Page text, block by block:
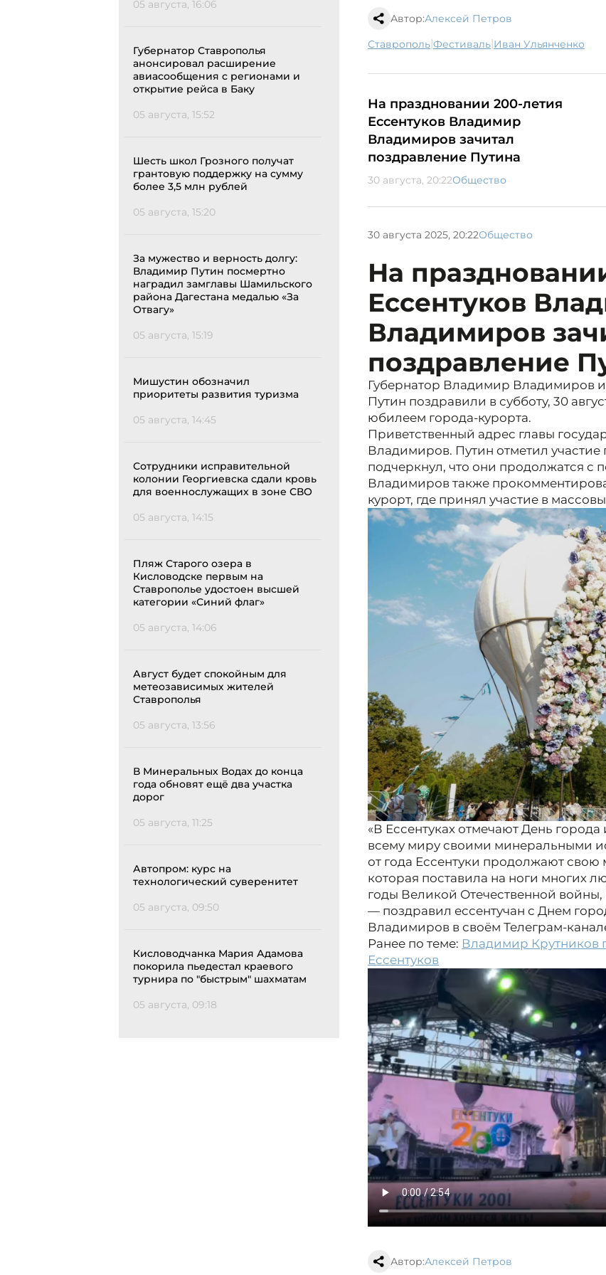
05 августа, 16:06
Губернатор Ставрополья
анонсировал расширение
авиасообщения с регионами и
открытие рейса в Баку
05 августа, 15:52
Шесть школ Грозного получат
грантовую поддержку на сумму
более 3,5 млн рублей
05 августа, 15:20
За мужество и верность долгу:
Владимир Путин посмертно
наградил замглавы Шамильского
района Дагестана медалью «За
Отвагу»
05 августа, 15:19
Мишустин обозначил
приоритеты развития туризма
05 августа, 14:45
Сотрудники исправительной
колонии Георгиевска сдали кровь
для военнослужащих в зоне СВО
05 августа, 14:15
Пляж Старого озера в
Кисловодске первым на
Ставрополье удостоен высшей
категории «Синий флаг»
05 августа, 14:06
Август будет спокойным для
метеозависимых жителей
Ставрополья
05 августа, 13:56
В Минеральных Водах до конца
года обновят ещё два участка
дорог
05 августа, 11:25
Автопром: курс на
технологический суверенитет
05 августа, 09:50
Кисловодчанка Мария Адамова
покорила пьедестал краевого
турнира по "быстрым" шахматам
05 августа, 09:18
Автор:Алексей Петров
Ставрополь| фестиваль| Иван Ульянченко
На праздновании 200-летия
Ессентуков Владимир
Владимиров зачитал
поздравление Путина
30 августа, 20:22Общество
30 августа 2025, 20:22Общество
На
Ессентуков
Владимиров
поздравление
Губернатор Владимир Владимиров
Путин поздравили в субботу, 30
юбилеем города-курорта.
Приветственный адрес главы
Владимиров. Путин отметил
подчеркнул, что они продолжатся с
Владимиров также
курорт, где принял участие в
«В Ессентуках отмечают День
всему миру своими минеральными
от года Ессентуки продолжают
которая поставила на ноги многих
годы Великой Отечественной войны,
— поздравил ессентучан с Днем
Владимиров в своём Телеграм-
Ранее по теме: Владимир Крутников
Ессентуков
Автор:Алексей Петров